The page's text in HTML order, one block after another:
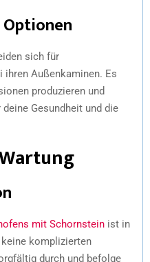
sich für
ihren Außenkaminen. Es
produzieren und
Gesundheit und die
mit Schornstein ist in
komplizierten
durch und befolge